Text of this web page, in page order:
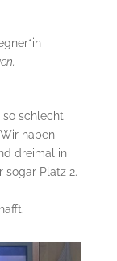
so schlecht
haben
dreimal in
sogar Platz 2.